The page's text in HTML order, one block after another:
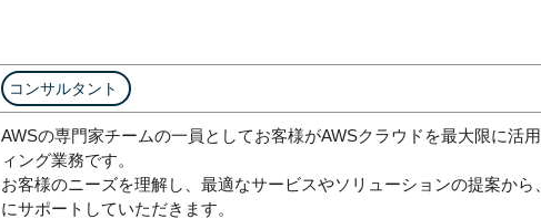
コンサルタント
AWSの専門家チームの一員としてお客様がAWSクラウドを最大限に活
ィング業務です。
お客様のニーズを理解し、最適なサービスやソリューションの提案か
にサポートしていただきます。